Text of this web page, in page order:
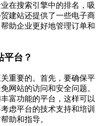
在搜索引擎中的排名，吸
建站还提供了一些电子商
助企业更好地管理订单和
平台？
重要的。首先，要确保平
网站的访问和安全问题。
富功能的平台，这样可以
虑平台的技术支持和培训
助和指导。